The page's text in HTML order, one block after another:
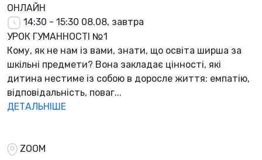
ОНЛАЙН
14:30 - 15:30 08.08, завтра
УРОК ГУМАННОСТІ №1
Кому, як не нам із вами, знати, що освіта ширша за
шкільні предмети? Вона закладає цінності, які
дитина нестиме із собою в доросле життя: емпатію,
відповідальність, поваг...
ДЕТАЛЬНІШЕ
ZOOM